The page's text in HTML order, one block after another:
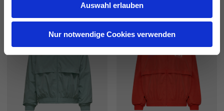
Auswahl erlauben
Nur notwendige Cookies verwenden